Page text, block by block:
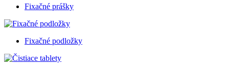
Fixačné prášky
Fixačné podložky